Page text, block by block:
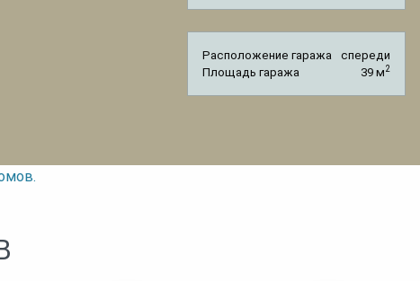
Расположение гаража
спереди
Площадь гаража
39 м2